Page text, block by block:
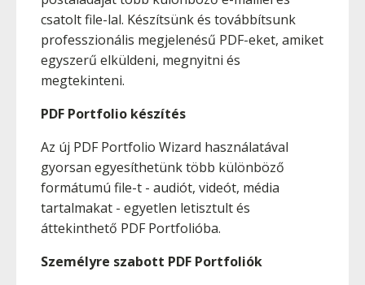
csatolt file-lal. Készítsünk és továbbítsunk
professzionális megjelenésű PDF-eket, amiket
egyszerű elküldeni, megnyitni és
megtekinteni.
PDF Portfolio készítés
Az új PDF Portfolio Wizard használatával
gyorsan egyesíthetünk több különböző
formátumú file-t - audiót, videót, média
tartalmakat - egyetlen letisztult és
áttekinthető PDF Portfolióba.
Személyre szabott PDF Portfoliók